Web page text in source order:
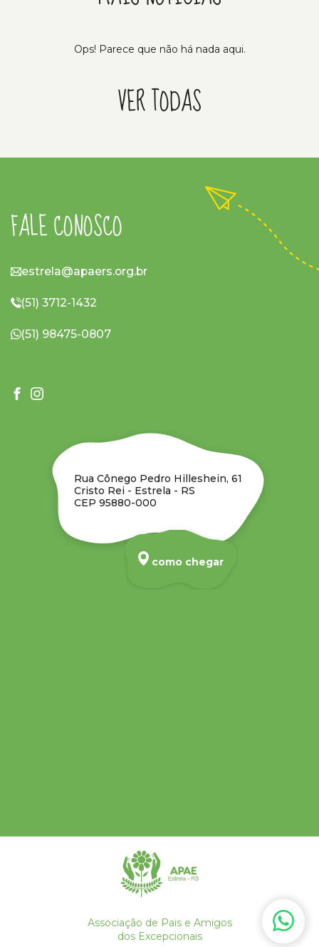
Ops! Parece que não há nada aqui.
VER TODAS
FALE CONOSCO
estrela@apaers.org.br
(51) 3712-1432
(51) 98475-0807
Rua Cônego Pedro Hilleshein, 61
Cristo Rei - Estrela - RS
CEP 95880-000
como chegar
Associação de Pais e Amigos
dos Excepcionais